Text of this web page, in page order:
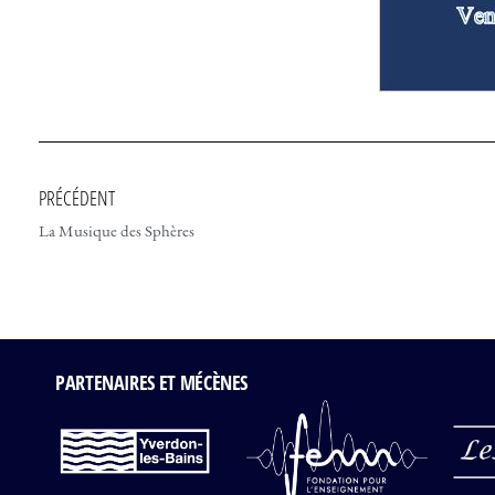
PRÉCÉDENT
La Musique des Sphères
PARTENAIRES ET MÉCÈNES